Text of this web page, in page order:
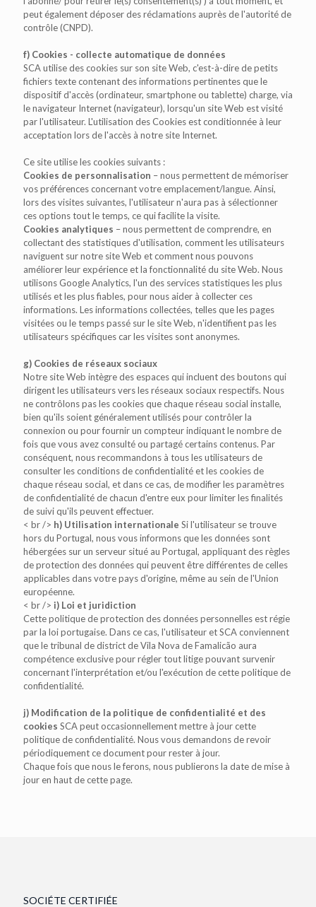
peut également déposer des réclamations auprès de l'autorité de
contrôle (CNPD).
f) Cookies - collecte automatique de données
SCA utilise des cookies sur son site Web, c'est-à-dire de petits
fichiers texte contenant des informations pertinentes que le
dispositif d'accès (ordinateur, smartphone ou tablette) charge, via
le navigateur Internet (navigateur), lorsqu'un site Web est visité
par l'utilisateur. L'utilisation des Cookies est conditionnée à leur
acceptation lors de l'accès à notre site Internet.
Ce site utilise les cookies suivants :
Cookies de personnalisation – nous permettent de mémoriser
vos préférences concernant votre emplacement/langue. Ainsi,
lors des visites suivantes, l'utilisateur n'aura pas à sélectionner
ces options tout le temps, ce qui facilite la visite.
Cookies analytiques – nous permettent de comprendre, en
collectant des statistiques d'utilisation, comment les utilisateurs
naviguent sur notre site Web et comment nous pouvons
améliorer leur expérience et la fonctionnalité du site Web. Nous
utilisons Google Analytics, l'un des services statistiques les plus
utilisés et les plus fiables, pour nous aider à collecter ces
informations. Les informations collectées, telles que les pages
visitées ou le temps passé sur le site Web, n'identifient pas les
utilisateurs spécifiques car les visites sont anonymes.
g) Cookies de réseaux sociaux
Notre site Web intègre des espaces qui incluent des boutons qui
dirigent les utilisateurs vers les réseaux sociaux respectifs. Nous
ne contrôlons pas les cookies que chaque réseau social installe,
bien qu'ils soient généralement utilisés pour contrôler la
connexion ou pour fournir un compteur indiquant le nombre de
fois que vous avez consulté ou partagé certains contenus. Par
conséquent, nous recommandons à tous les utilisateurs de
consulter les conditions de confidentialité et les cookies de
chaque réseau social, et dans ce cas, de modifier les paramètres
de confidentialité de chacun d'entre eux pour limiter les finalités
de suivi qu'ils peuvent effectuer.
< br /> h) Utilisation internationale Si l'utilisateur se trouve
hors du Portugal, nous vous informons que les données sont
hébergées sur un serveur situé au Portugal, appliquant des règles
de protection des données qui peuvent être différentes de celles
applicables dans votre pays d'origine, même au sein de l'Union
européenne.
< br /> i) Loi et juridiction
Cette politique de protection des données personnelles est régie
par la loi portugaise. Dans ce cas, l'utilisateur et SCA conviennent
que le tribunal de district de Vila Nova de Famalicão aura
compétence exclusive pour régler tout litige pouvant survenir
concernant l'interprétation et/ou l'exécution de cette politique de
confidentialité.
j) Modification de la politique de confidentialité et des
cookies SCA peut occasionnellement mettre à jour cette
politique de confidentialité. Nous vous demandons de revoir
périodiquement ce document pour rester à jour.
Chaque fois que nous le ferons, nous publierons la date de mise à
jour en haut de cette page.
SOCIÉTE CERTIFIÉE